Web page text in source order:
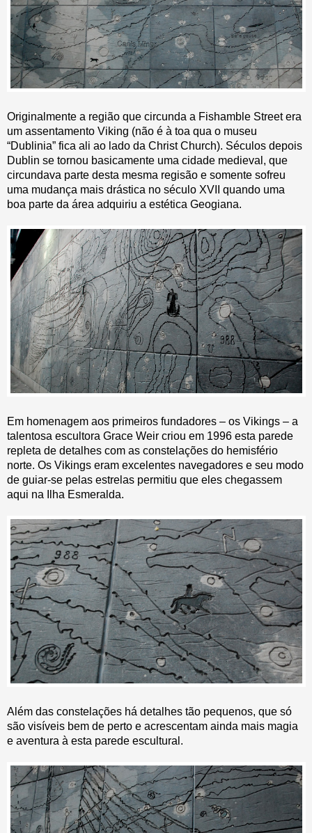
Originalmente a região que circunda a Fishamble Street era
um assentamento Viking (não é à toa qua o museu
“Dublinia” fica ali ao lado da Christ Church). Séculos depois
Dublin se tornou basicamente uma cidade medieval, que
circundava parte desta mesma regisão e somente sofreu
uma mudança mais drástica no século XVII quando uma
boa parte da área adquiriu a estética Geogiana.
Em homenagem aos primeiros fundadores – os Vikings – a
talentosa escultora Grace Weir criou em 1996 esta parede
repleta de detalhes com as constelações do hemisfério
norte. Os Vikings eram excelentes navegadores e seu modo
de guiar-se pelas estrelas permitiu que eles chegassem
aqui na Ilha Esmeralda.
Além das constelações há detalhes tão pequenos, que só
são visíveis bem de perto e acrescentam ainda mais magia
e aventura à esta parede escultural.